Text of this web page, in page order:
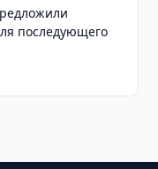
последующего